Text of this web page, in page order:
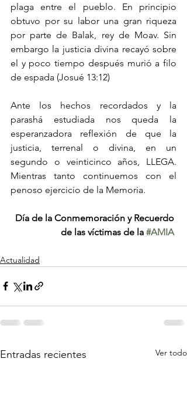
plaga entre el pueblo. En principio
obtuvo por su labor una gran riqueza
por parte de Balak, rey de Moav. Sin
embargo la justicia divina recayó sobre
el y poco tiempo después murió a filo
de espada (Josué 13:12)
Ante los hechos recordados y la
parashá estudiada nos queda la
esperanzadora reflexión de que la
justicia, terrenal o divina, en un
segundo o veinticinco años, LLEGA.
Mientras tanto continuemos con el
penoso ejercicio de la Memoria.
Día de la Conmemoración y Recuerdo
de las víctimas de la #AMIA
Actualidad
Entradas recientes Ver todo